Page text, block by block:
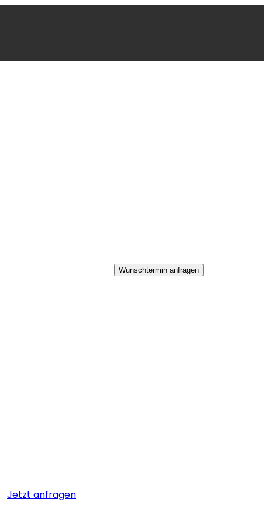
Wunschtermin anfragen
Jetzt anfragen